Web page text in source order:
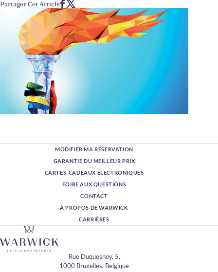
Partager Cet Article
MODIFIER MA RÉSERVATION
GARANTIE DU MEILLEUR PRIX
CARTES-CADEAUX ÉLECTRONIQUES
FOIRE AUX QUESTIONS
CONTACT
À PROPOS DE WARWICK
CARRIÈRES
Rue Duquesnoy, 5,
1000 Bruxelles, Belgique